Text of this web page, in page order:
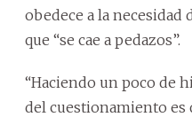
obedece a la necesidad
que “se cae a pedazos”.
“Haciendo un poco de
del cuestionamiento es